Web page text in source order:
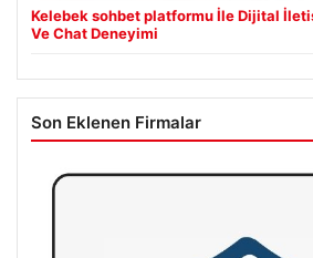
Kelebek sohbet platformu İle Dijital
Ve Chat Deneyimi
Son Eklenen Firmalar